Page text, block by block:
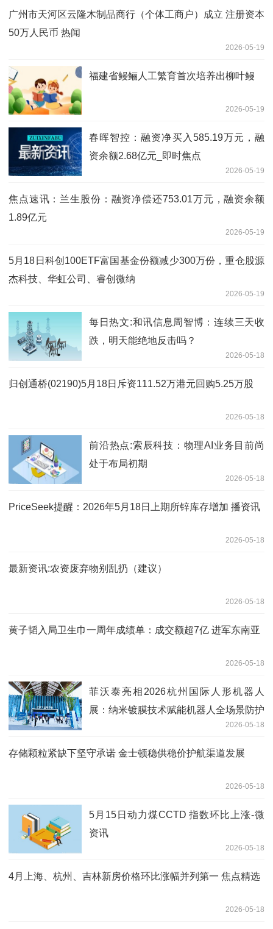
广州市天河区云隆木制品商行（个体工商户）成立 注册资本
50万人民币 热闻
2026-05-19
福建省鳗鲡人工繁育首次培养出柳叶鳗
2026-05-19
春晖智控：融资净买入585.19万元，融
资余额2.68亿元_即时焦点
2026-05-19
焦点速讯：兰生股份：融资净偿还753.01万元，融资余额
1.89亿元
2026-05-19
5月18日科创100ETF富国基金份额减少300万份，重仓股源
杰科技、华虹公司、睿创微纳
2026-05-19
每日热文:和讯信息周智博：连续三天收
跌，明天能绝地反击吗？
2026-05-18
归创通桥(02190)5月18日斥资111.52万港元回购5.25万股
2026-05-18
前沿热点:索辰科技：物理AI业务目前尚
处于布局初期
2026-05-18
PriceSeek提醒：2026年5月18日上期所锌库存增加 播资讯
2026-05-18
最新资讯:农资废弃物别乱扔（建议）
2026-05-18
黄子韬入局卫生巾一周年成绩单：成交额超7亿 进军东南亚
2026-05-18
菲沃泰亮相2026杭州国际人形机器人
展：纳米镀膜技术赋能机器人全场景防护
2026-05-18
存储颗粒紧缺下坚守承诺 金士顿稳供稳价护航渠道发展
2026-05-18
5月15日动力煤CCTD 指数环比上涨-微
资讯
2026-05-18
4月上海、杭州、吉林新房价格环比涨幅并列第一 焦点精选
2026-05-18